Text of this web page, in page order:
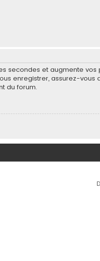
secondes et augmente vos
enregistrer, assurez-vous
du forum.